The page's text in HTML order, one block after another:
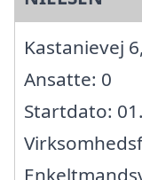
Kastanievej
Ansatte: 0
Startdato: